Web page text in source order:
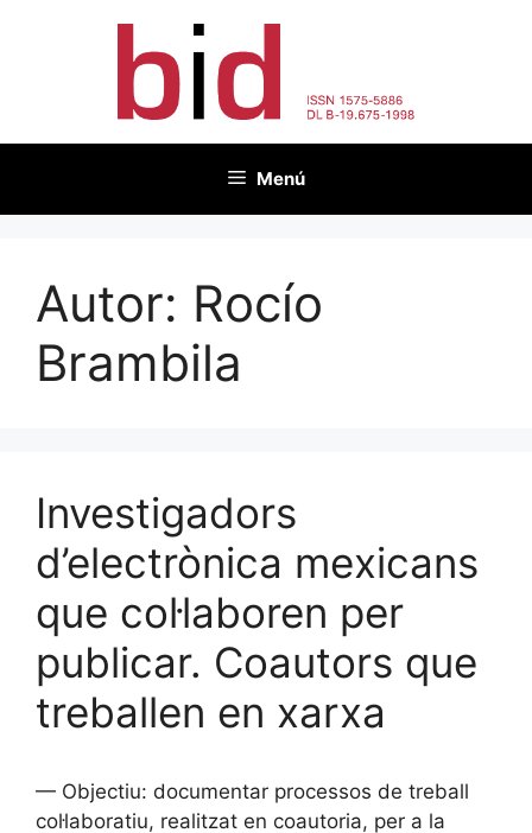
Menú
Autor: Rocío
Brambila
Investigadors
d’electrònica mexicans
que col·laboren per
publicar. Coautors que
treballen en xarxa
— Objectiu: documentar processos de treball
col·laboratiu, realitzat en coautoria, per a la